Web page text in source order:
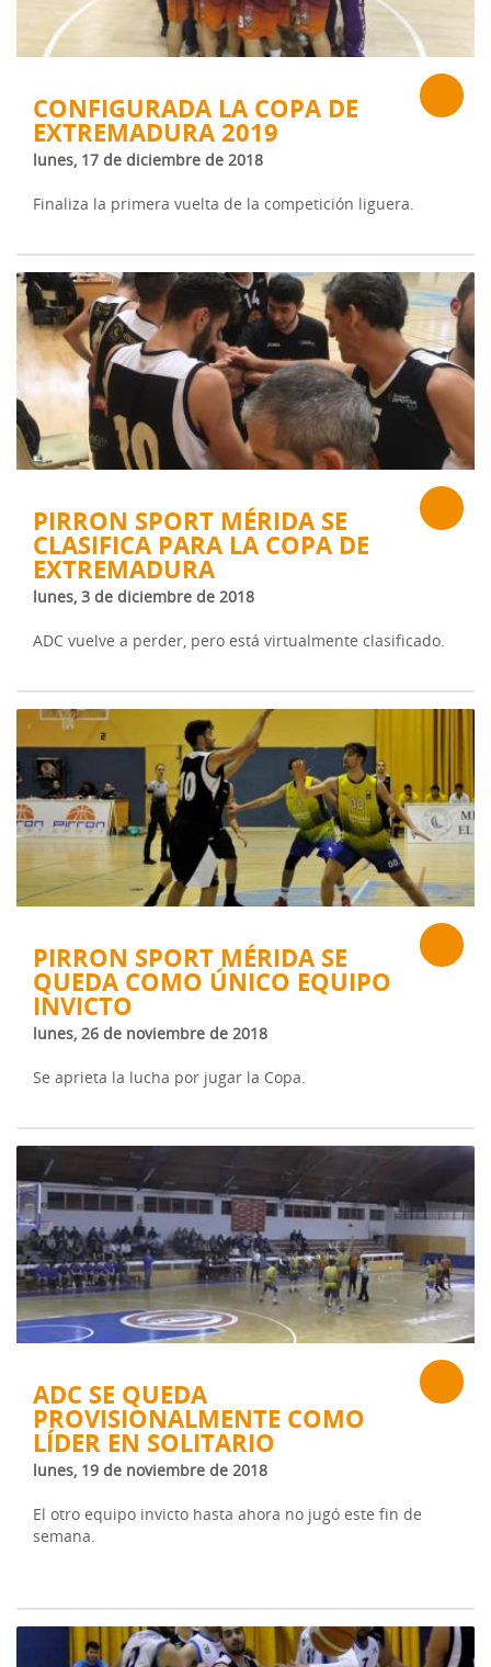
CONFIGURADA LA COPA DE
EXTREMADURA 2019
lunes, 17 de diciembre de 2018
Finaliza la primera vuelta de la competición liguera.
PIRRON SPORT MÉRIDA SE
CLASIFICA PARA LA COPA DE
EXTREMADURA
lunes, 3 de diciembre de 2018
ADC vuelve a perder, pero está virtualmente clasificado.
PIRRON SPORT MÉRIDA SE
QUEDA COMO ÚNICO EQUIPO
INVICTO
lunes, 26 de noviembre de 2018
Se aprieta la lucha por jugar la Copa.
ADC SE QUEDA
PROVISIONALMENTE COMO
LÍDER EN SOLITARIO
lunes, 19 de noviembre de 2018
El otro equipo invicto hasta ahora no jugó este fin de
semana.